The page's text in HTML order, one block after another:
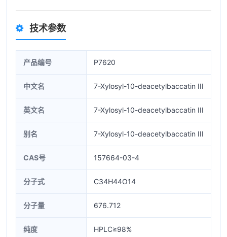
技术参数
产品编号 P7620
中文名 7-Xylosyl-10-deacetylbaccatin III
英文名 7-Xylosyl-10-deacetylbaccatin III
别名 7-Xylosyl-10-deacetylbaccatin III
CAS号 157664-03-4
分子式 C34H44O14
分子量 676.712
纯度 HPLC≥98%